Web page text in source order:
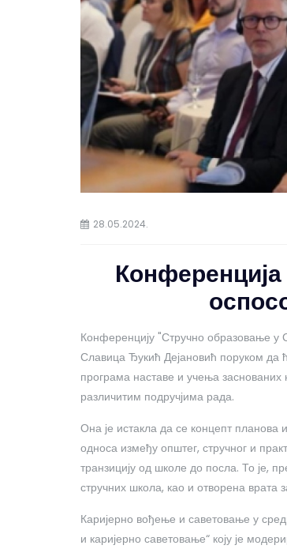
28.05.2024.
Конференцију "Стручно образовање у
Славица Ђукић Дејановић поруком да
програма наставе и учења
различитим подручјима рада.
Она је истакла да се концепт
односа између општег, стручног и
транзицију од школе до посла. То је,
стручних школа, као и отворена
Каријерно вођење и саветовање у
и каријерно саветовање“ коју је